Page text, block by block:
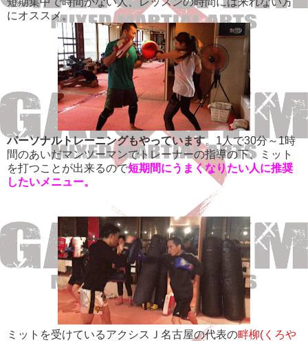
にオススメ。
パーソナルトレーニングもやっています。1人で30分～1時
間のあいだマンツーマンでトレーナーの指導の下、ミット
を打つことが出来るので短期間にうまくなりたい人に推奨
したいメニュー。
ミットを受けているアクシスＪ名古屋の代表の畔柳(くろや